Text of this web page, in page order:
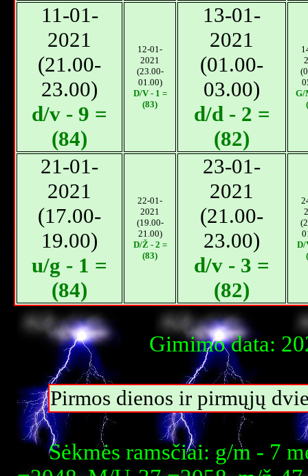
11-01-
2021
(21.00-
23.00)
d/v - 9 =
(84)
12-01-
2021
(23.00-
01.00)
D/V - 1 =
(83)
13-01-
2021
(01.00-
03.00)
d/d - 2 =
(82)
G/
21-01-
2021
(17.00-
19.00)
u/g - 1 =
(84)
22-01-
2021
(19.00-
21.00)
D/Ž - 2 =
(83)
23-01-
2021
(21.00-
23.00)
d/v - 3 =
(82)
D/
Gimimo data:
Pirmos dienos ir pirmųjų
Sėkmės ramsčiai: g/m - 7